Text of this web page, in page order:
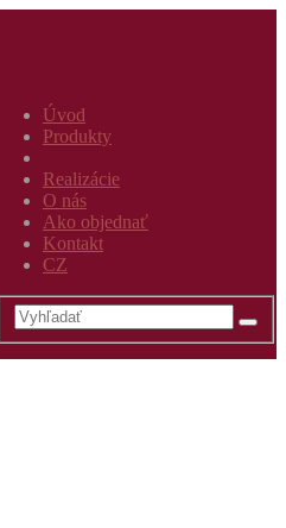
Úvod
Produkty
Realizácie
O nás
Ako objednať
Kontakt
CZ